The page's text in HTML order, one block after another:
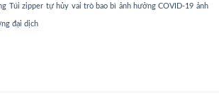
Túi zipper tự hủy vai trò bao bì ảnh hưởng COVID-19 ảnh
đại dịch